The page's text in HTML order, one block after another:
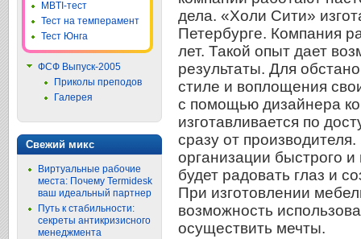
дела. «Холи Сити»
Петербурге. Компания
лет. Такой опыт дает
результаты. Для
стиле и воплощения
с помощью дизайнера
изготавливается по
сразу от
организации быстрого
будет радовать глаз и
При изготовлении
возможность
осуществить мечты.
MBTI-тест
Тест на темперамент
Тест Юнга
ФСФ Выпуск-2005
Приколы преподов
Галерея
Свежий микс
Виртуальные рабочие
места: Почему Termidesk
ваш идеальный партнер
Путь к стабильности:
секреты антикризисного
менеджмента